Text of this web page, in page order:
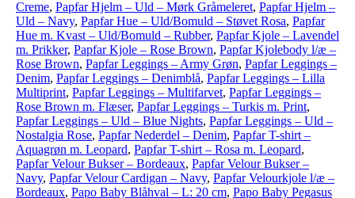
Creme, Papfar Hjelm – Uld – Mørk Gråmeleret, Papfar Hjelm –
Uld – Navy, Papfar Hue – Uld/Bomuld – Støvet Rosa, Papfar
Hue m. Kvast – Uld/Bomuld – Rubber, Papfar Kjole – Lavendel
m. Prikker, Papfar Kjole – Rose Brown, Papfar Kjolebody l/æ –
Rose Brown, Papfar Leggings – Army Grøn, Papfar Leggings –
Denim, Papfar Leggings – Denimblå, Papfar Leggings – Lilla
Multiprint, Papfar Leggings – Multifarvet, Papfar Leggings –
Rose Brown m. Flæser, Papfar Leggings – Turkis m. Print,
Papfar Leggings – Uld – Blue Nights, Papfar Leggings – Uld –
Nostalgia Rose, Papfar Nederdel – Denim, Papfar T-shirt –
Aquagrøn m. Leopard, Papfar T-shirt – Rosa m. Leopard,
Papfar Velour Bukser – Bordeaux, Papfar Velour Bukser –
Navy, Papfar Velour Cardigan – Navy, Papfar Velourkjole l/æ –
Bordeaux, Papo Baby Blåhval – L: 20 cm, Papo Baby Pegasus